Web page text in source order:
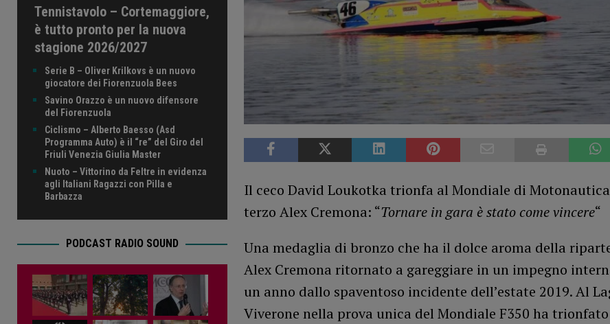
Il ceco David Loukotka trionfa al Mondiale di Motonautica
terzo Alex Cremona: “Tornare in gara è stato come vincere“
Una medaglia di bronzo che ha il dolce aroma della
Alex Cremona ritornato a gareggiare in un impegno
un anno dallo spaventoso incidente dell’estate 2019. Al
Viverone nella prova unica del Mondiale F350 ha
Tennistavolo – Cortemaggiore,
è tutto pronto per la nuova
stagione 2026/2027
Serie B – Oliver Krilkovs è un nuovo
giocatore dei Fiorenzuola Bees
Savino Orazzo è un nuovo difensore
del Fiorenzuola
Ciclismo – Alberto Baesso (Asd
Programma Auto) è il “re” del Giro del
Friuli Venezia Giulia Master
Nuoto – Vittorino da Feltre in evidenza
agli Italiani Ragazzi con Pilla e
Barbazza
PODCAST RADIO SOUND